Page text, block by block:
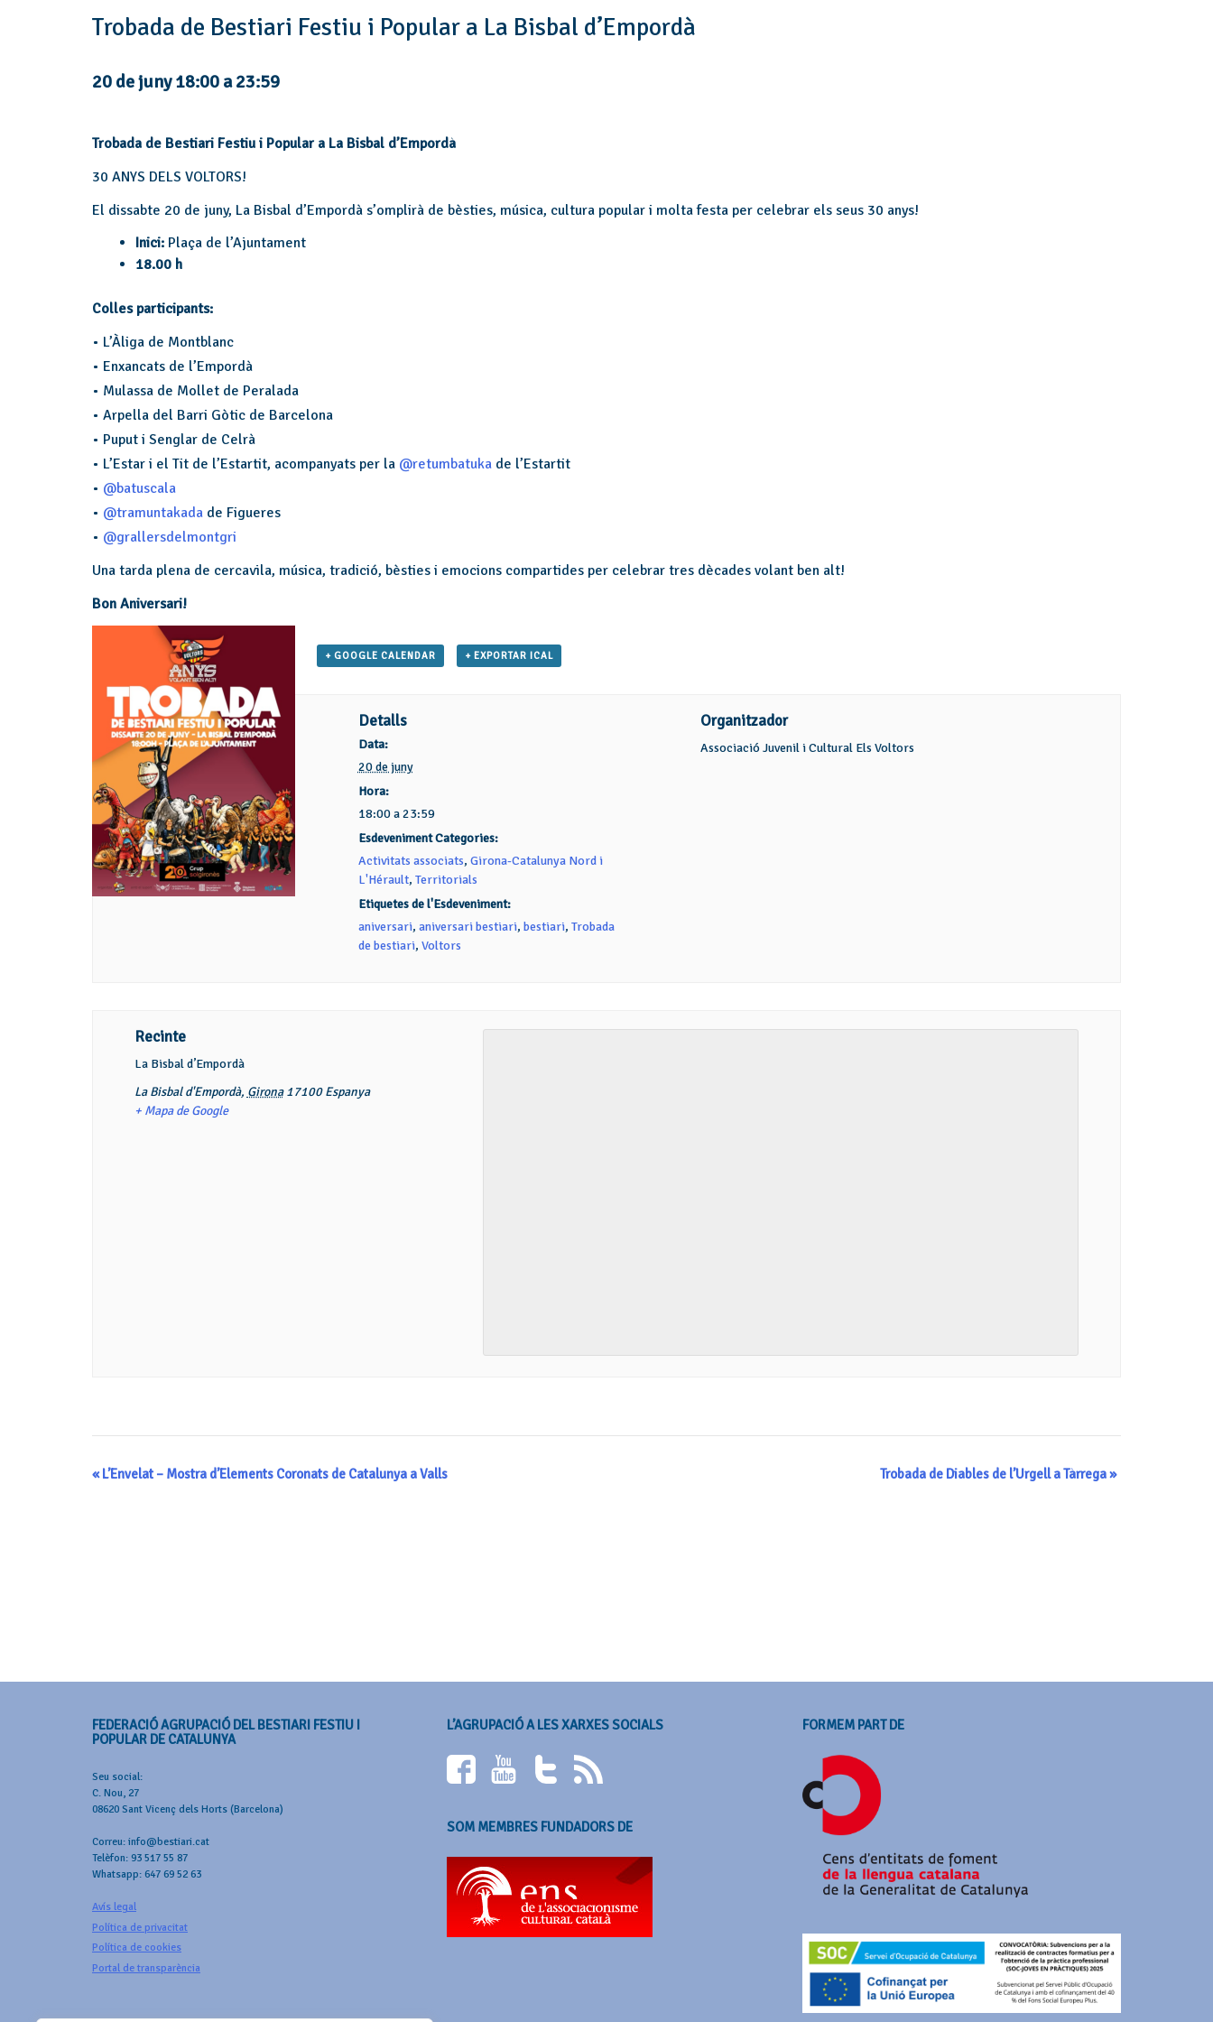
Trobada de Bestiari Festiu i Popular a La Bisbal d’Empordà
20 de juny 18:00 a23:59
Trobada de Bestiari Festiu i Popular a La Bisbal d’Empordà
30 ANYS DELS VOLTORS!
El dissabte 20 de juny, La Bisbal d’Empordà s’omplirà de bèsties, música, cultura popular i molta festa per celebrar els seus 30 anys!
Inici: Plaça de l’Ajuntament
18.00 h
Colles participants:
• L’Àliga de Montblanc
• Enxancats de l’Empordà
• Mulassa de Mollet de Peralada
• Arpella del Barri Gòtic de Barcelona
• Puput i Senglar de Celrà
• L’Estar i el Tit de l’Estartit, acompanyats per la @retumbatuka de l’Estartit
• @batuscala
• @tramuntakada de Figueres
• @grallersdelmontgri
Una tarda plena de cercavila, música, tradició, bèsties i emocions compartides per celebrar tres dècades volant ben alt!
Bon Aniversari!
+ GOOGLE CALENDAR + EXPORTAR ICAL
Detalls
Data:
20 de juny
Hora:
18:00 a 23:59
Esdeveniment Categories:
Activitats associats, Girona-Catalunya Nord i
L'Hérault, Territorials
Etiquetes de l'Esdeveniment:
aniversari, aniversari bestiari, bestiari, Trobada
de bestiari, Voltors
Organitzador
Associació Juvenil i Cultural Els Voltors
Recinte
La Bisbal d’Empordà
La Bisbal d'Empordà, Girona 17100 Espanya
+ Mapa de Google
Navegació
«L’Envelat – Mostra d’Elements Coronats de Catalunya a Valls Trobada de Diables de l’Urgell a Tàrrega»
FEDERACIÓ AGRUPACIÓ DEL BESTIARI FESTIU I
POPULAR DE CATALUNYA
Seu social:
C. Nou, 27
08620 Sant Vicenç dels Horts (Barcelona)
Correu: info@bestiari.cat
Telèfon: 93 517 55 87
Whatsapp: 647 69 52 63
Avís legal
Política de privacitat
Política de cookies
Portal de transparència
L’AGRUPACIÓ A LES XARXES SOCIALS
SOM MEMBRES FUNDADORS DE
FORMEM PART DE